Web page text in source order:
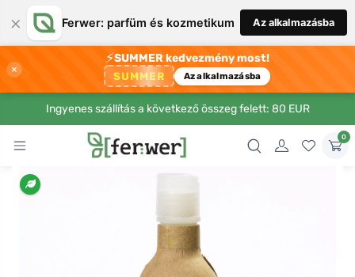
× Ferwer: parfüm és kozmetikum Az alkalmazásba
×
⚡SUMMER kedvezmény most!
SUMMER Az alkalmazásba
Ingyenes szállítás a következő összeg felett: 80 EUR
0